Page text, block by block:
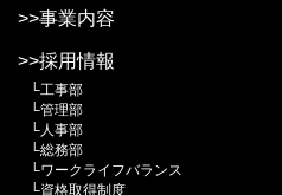
>>事業内容
>>採用情報
└工事部
└管理部
└人事部
└総務部
└ワークライフバランス
└資格取得制度